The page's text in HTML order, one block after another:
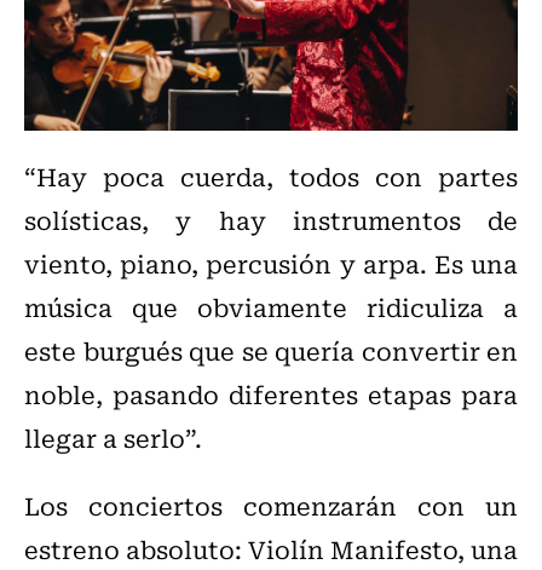
“Hay poca cuerda, todos con partes
solísticas, y hay instrumentos de
viento, piano, percusión y arpa. Es una
música que obviamente ridiculiza a
este burgués que se quería convertir en
noble, pasando diferentes etapas para
llegar a serlo”.
Los conciertos comenzarán con un
estreno absoluto: Violín Manifesto, una